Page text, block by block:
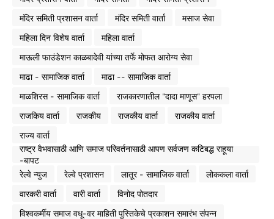
मंदिर समिती प्रशासन वार्ता
मंदिर समिती वार्ता
मसाज सेवा
महिला दिन विशेष वार्ता
महिला वार्ता
माऊली फाउंडेशन काळबादेवी यांच्या तर्फे मोफत आरोग्य सेवा
माढा - सामाजिक वार्ता
माढा -- सामाजिक वार्ता
माळशिरस - सामाजिक वार्ता
राजकारणातील "दादा माणूस" हरपला
राजकिय वार्ता
राजकीय राजकीय वार्ता
राजकीय वार्ता
राज्य वार्ता
राष्ट्र वैभवासाठी आणि समाज परिवर्तनासाठी आपण सर्वजण कटिबद्ध राहूया
-बापट
रेल्वे न्युज
रेल्वे प्रशासन लातूर - सामाजिक वार्ता
लोककला वार्ता
वारकरी वार्ता
वारी वार्ता
विनोद पोतदार
विश्वकर्मीय समाज वधू-वर माहिती पुस्तिकेचे प्रकाशन समारंभ संपन्न